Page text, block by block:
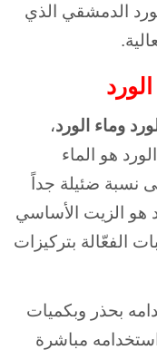
الدمشقي الذي
وماء الورد،
هو الماء
نسبة ضئيلة جداً
هو الزيت الأساسي
الفعّالة بتركيزات
بحذر وبكميات
مباشرة